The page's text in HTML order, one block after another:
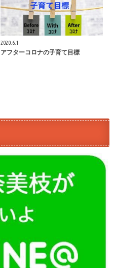
2020.6.1
アフターコロナの子育て目標